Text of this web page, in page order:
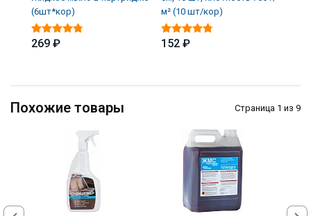
(6шт*кор)
269 ₽
м² (10 шт/кор)
152 ₽
Похожие товары Страница 1 из 9